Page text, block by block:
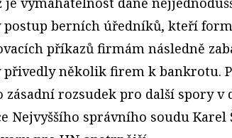
postup berních úředníků, kteří
příkazů firmám následně
několik firem k bankrotu.
zásadní rozsudek pro další spory v
Nejvyššího správního soudu Karel